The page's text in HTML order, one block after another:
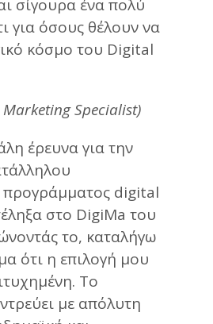
σίγουρα ένα πολύ
για όσους θέλουν να
κόσμο του Digital
Specialist)
έρευνα για την
προγράμματος digital
στο DigiMa του
το, καταλήγω
ότι η επιλογή μου
Το
με απόλυτη